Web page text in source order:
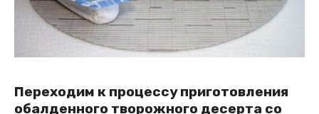
Переходим к процессу приготовления
обалденного творожного десерта со